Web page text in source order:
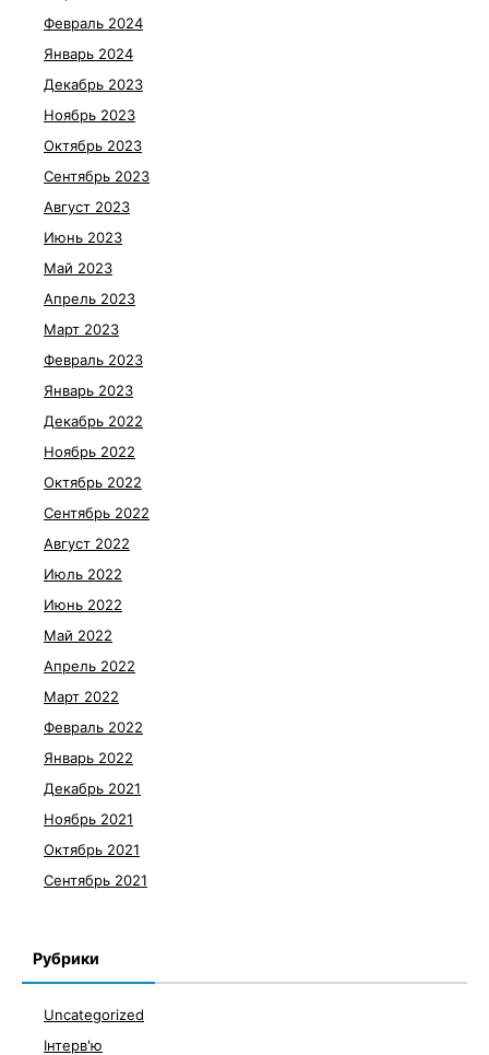
Февраль 2024
Январь 2024
Декабрь 2023
Ноябрь 2023
Октябрь 2023
Сентябрь 2023
Август 2023
Июнь 2023
Май 2023
Апрель 2023
Март 2023
Февраль 2023
Январь 2023
Декабрь 2022
Ноябрь 2022
Октябрь 2022
Сентябрь 2022
Август 2022
Июль 2022
Июнь 2022
Май 2022
Апрель 2022
Март 2022
Февраль 2022
Январь 2022
Декабрь 2021
Ноябрь 2021
Октябрь 2021
Сентябрь 2021
Рубрики
Uncategorized
Інтерв'ю